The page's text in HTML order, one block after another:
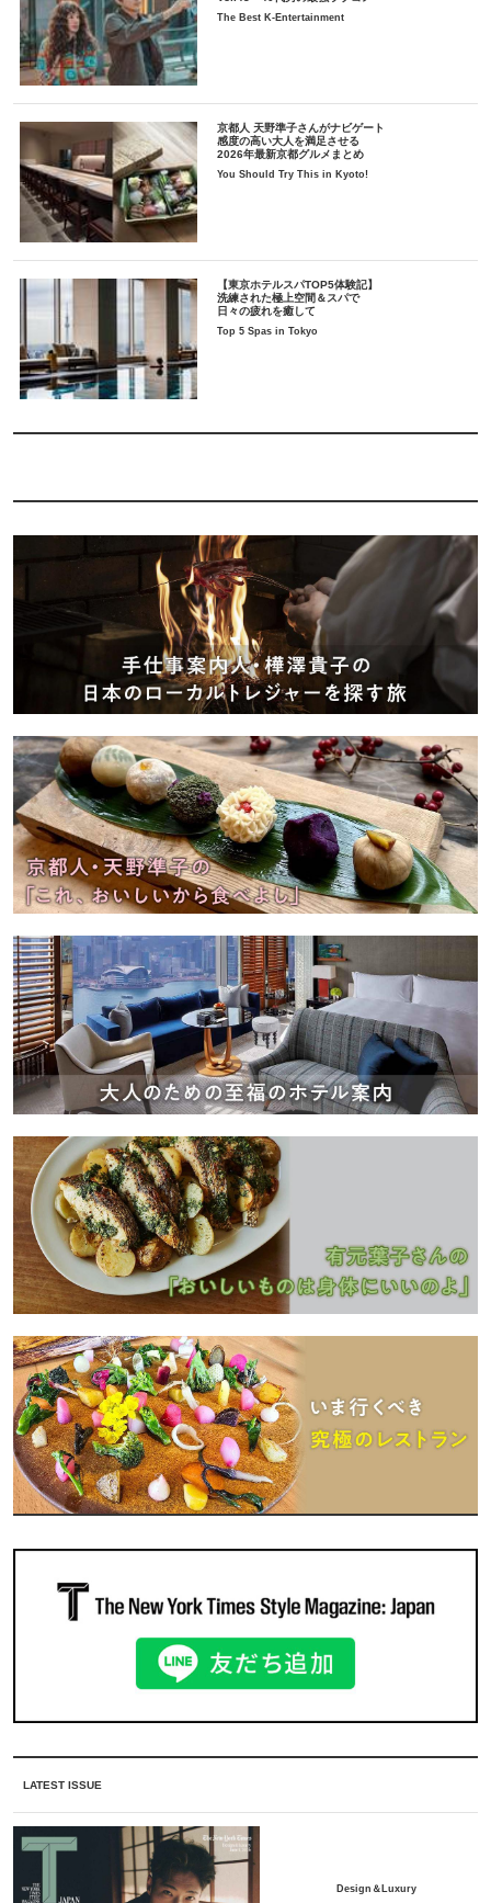
The Best K-Entertainment
京都人 天野準子さんがナビゲート
感度の高い大人を満足させる
2026年最新京都グルメまとめ
You Should Try This in Kyoto!
【東京ホテルスパTOP5体験記】
洗練された極上空間＆スパで
日々の疲れを癒して
Top 5 Spas in Tokyo
LATEST ISSUE
Design＆Luxury